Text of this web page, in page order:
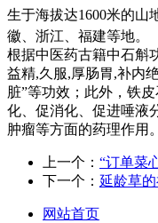
生于海拔达1600米的山
徽、浙江、福建等地。
根据中医药古籍中石斛
益精,久服,厚肠胃,补内
脏”等功效；此外，铁
化、促消化、促进唾液
肿瘤等方面的药理作用。
上一个： “订单菜
下一个： 延龄草
网站首页